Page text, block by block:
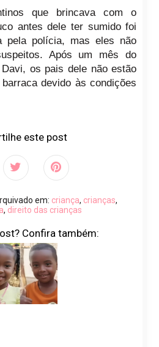
que brincava com o
antes dele ter sumido foi
pela polícia, mas eles não
Após um mês do
os pais dele não estão
devido às condições
este post
em: criança, crianças,
, direito das crianças
Confira também: